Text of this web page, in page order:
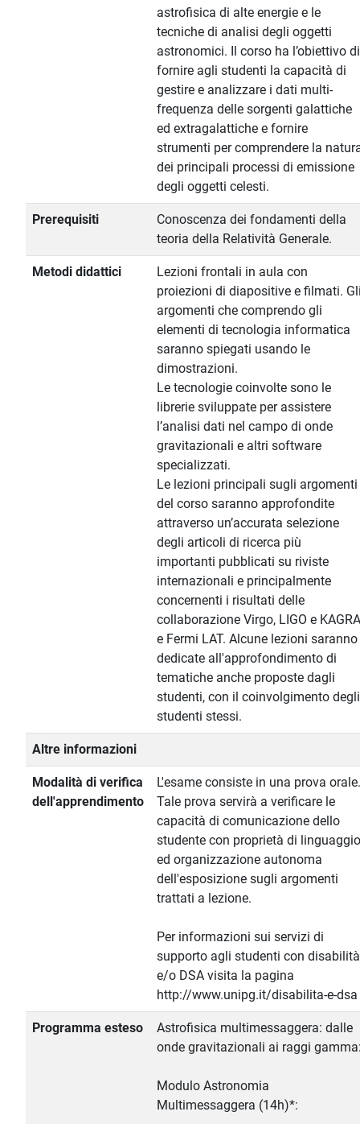
astrofisica di alte energie e le
tecniche di analisi degli oggetti
astronomici. Il corso ha l’obiettivo di
fornire agli studenti la capacità di
gestire e analizzare i dati multi-
frequenza delle sorgenti galattiche
ed extragalattiche e fornire
strumenti per comprendere la
dei principali processi di emissione
degli oggetti celesti.
Prerequisiti
Conoscenza dei fondamenti della
teoria della Relatività Generale.
Metodi didattici
Lezioni frontali in aula con
proiezioni di diapositive e filmati.
argomenti che comprendo gli
elementi di tecnologia informatica
saranno spiegati usando le
dimostrazioni.
Le tecnologie coinvolte sono le
librerie sviluppate per assistere
l’analisi dati nel campo di onde
gravitazionali e altri software
specializzati.
Le lezioni principali sugli argomenti
del corso saranno approfondite
attraverso un’accurata selezione
degli articoli di ricerca più
importanti pubblicati su riviste
internazionali e principalmente
concernenti i risultati delle
collaborazione Virgo, LIGO e KAGRA
e Fermi LAT. Alcune lezioni saranno
dedicate all'approfondimento di
tematiche anche proposte dagli
studenti, con il coinvolgimento degli
studenti stessi.
Altre informazioni
Modalità di verifica
dell'apprendimento
L'esame consiste in una prova orale.
Tale prova servirà a verificare le
capacità di comunicazione dello
studente con proprietà di linguaggio
ed organizzazione autonoma
dell'esposizione sugli argomenti
trattati a lezione.
Per informazioni sui servizi di
supporto agli studenti con disabilità
e/o DSA visita la pagina
http://www.unipg.it/disabilita-e-dsa
Programma esteso
Astrofisica multimessaggera: dalle
onde gravitazionali ai raggi
Modulo Astronomia
Multimessaggera (14h)*: